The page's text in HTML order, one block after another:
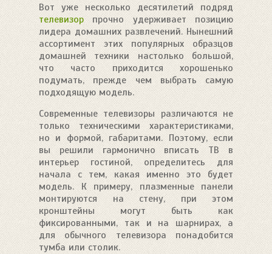
Вот уже несколько десятилетий подряд
телевизор прочно удерживает позицию
лидера домашних развлечений. Нынешний
ассортимент этих популярных образцов
домашней техники настолько большой,
что часто приходится хорошенько
подумать, прежде чем выбрать самую
подходящую модель.
Современные телевизоры различаются не
только техническими характеристиками,
но и формой, габаритами. Поэтому, если
вы решили гармонично вписать ТВ в
интерьер гостиной, определитесь для
начала с тем, какая именно это будет
модель. К примеру, плазменные панели
монтируются на стену, при этом
кронштейны могут быть как
фиксированными, так и на шарнирах, а
для обычного телевизора понадобится
тумба или столик.